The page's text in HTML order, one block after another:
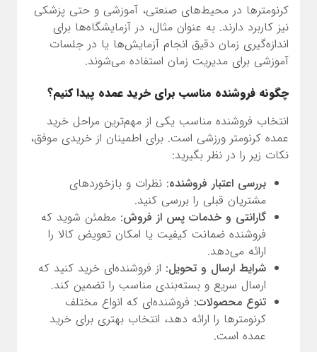
کرنومترها در محیط‌های صنعتی، آموزشی و حتی پزشکی
نیز کاربرد دارند. به عنوان مثال، در آزمایشگاه‌ها برای
اندازه‌گیری زمان دقیق انجام آزمایش‌ها یا در جلسات
آموزشی برای مدیریت زمان استفاده می‌شوند.
چگونه فروشنده مناسب برای خرید عمده پیدا کنیم؟
انتخاب فروشنده مناسب یکی از مهم‌ترین مراحل خرید
عمده کرنومتر ورزشی است. برای اطمینان از خریدی موفق،
نکات زیر را در نظر بگیرید:
بررسی اعتبار فروشنده: نظرات و بازخوردهای
مشتریان قبلی را بررسی کنید.
گارانتی و خدمات پس از فروش: مطمئن شوید که
فروشنده ضمانت کیفیت یا امکان تعویض کالا را
ارائه می‌دهد.
شرایط ارسال و تحویل: از فروشنده‌ای خرید کنید که
ارسال سریع و بسته‌بندی مناسب را تضمین کند.
تنوع محصولات: فروشنده‌ای که انواع مختلف
کرنومترها را ارائه دهد، انتخاب بهتری برای خرید
عمده است.